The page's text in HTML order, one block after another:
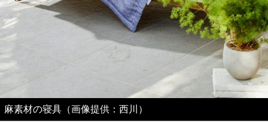
麻素材の寝具（画像提供：西川）